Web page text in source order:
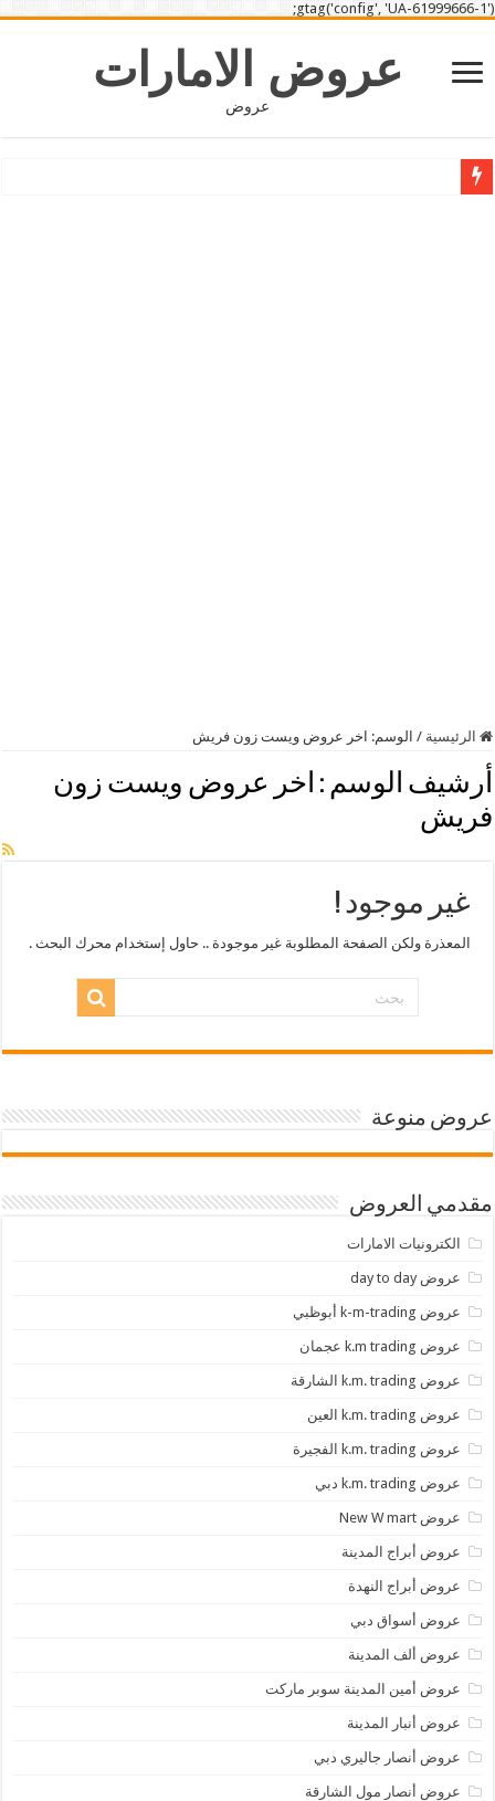
gtag('config', 'UA-61999666-1');
عروض الامارات
عروض
الرئيسية / الوسم: اخر عروض ويست زون فريش
أرشيف الوسم : اخر عروض ويست زون
فريش
غير موجود !
المعذرة ولكن الصفحة المطلوبة غير موجودة .. حاول إستخدام محرك البحث .
عروض منوعة
مقدمي العروض
الكترونيات الامارات
عروض day to day
عروض k-m-trading أبوظبي
عروض k.m trading عجمان
عروض k.m. trading الشارقة
عروض k.m. trading العين
عروض k.m. trading الفجيرة
عروض k.m. trading دبي
عروض New W mart
عروض أبراج المدينة
عروض أبراج النهدة
عروض أسواق دبي
عروض ألف المدينة
عروض أمين المدينة سوبر ماركت
عروض أنبار المدينة
عروض أنصار جاليري دبي
عروض أنصار مول الشارقة